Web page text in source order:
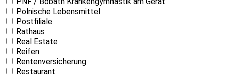
Polnische Lebensmittel
Postfiliale
Rathaus
Real Estate
Reifen
Rentenversicherung
Restaurant